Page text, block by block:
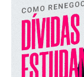
O que
Dívida do
Como limpar